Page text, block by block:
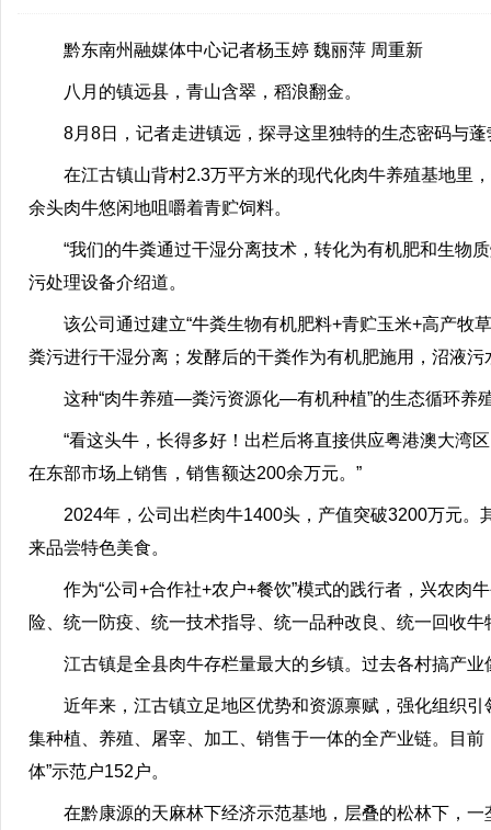
黔东南州融媒体中心记者杨玉婷 魏丽萍 周重新
八月的镇远县，青山含翠，稻浪翻金。
8月8日，记者走进镇远，探寻这里独特的生态密码与
在江古镇山背村2.3万平方米的现代化肉牛养殖基地里
余头肉牛悠闲地咀嚼着青贮饲料。
“我们的牛粪通过干湿分离技术，转化为有机肥和生物
污处理设备介绍道。
该公司通过建立“牛粪生物有机肥料+青贮玉米+高产牧
粪污进行干湿分离；发酵后的干粪作为有机肥施用，沼液
这种“肉牛养殖—粪污资源化—有机种植”的生态循环养
“看这头牛，长得多好！出栏后将直接供应粤港澳大湾
在东部市场上销售，销售额达200余万元。”
2024年，公司出栏肉牛1400头，产值突破3200万元。
来品尝特色美食。
作为“公司+合作社+农户+餐饮”模式的践行者，兴农肉
险、统一防疫、统一技术指导、统一品种改良、统一回收
江古镇是全县肉牛存栏量最大的乡镇。过去各村搞产
近年来，江古镇立足地区优势和资源禀赋，强化组织引
集种植、养殖、屠宰、加工、销售于一体的全产业链。目
体”示范户152户。
在黔康源的天麻林下经济示范基地，层叠的松林下，